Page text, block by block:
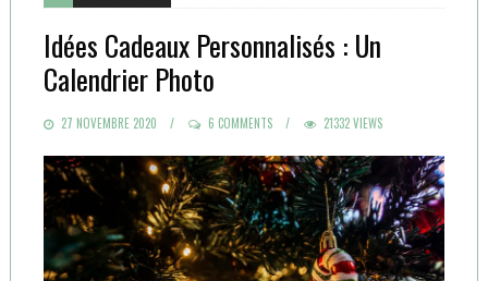
Idées Cadeaux Personnalisés : Un
Calendrier Photo
POSTED
27 NOVEMBRE 2020 6 COMMENTS 21332 VIEWS